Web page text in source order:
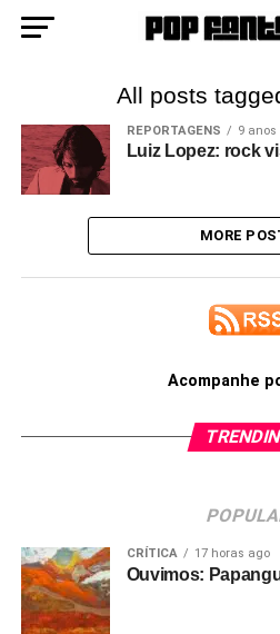
All posts
REPORTAGENS 9 anos
Luiz Lopez: rock
MORE
Acompanhe
CRÍTICA 17 horas ago
Ouvimos: